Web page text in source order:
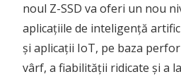
noul Z-SSD va oferi un nou
aplicațiile de inteligență
și aplicații IoT, pe baza
vârf, a fiabilității ridicate și a